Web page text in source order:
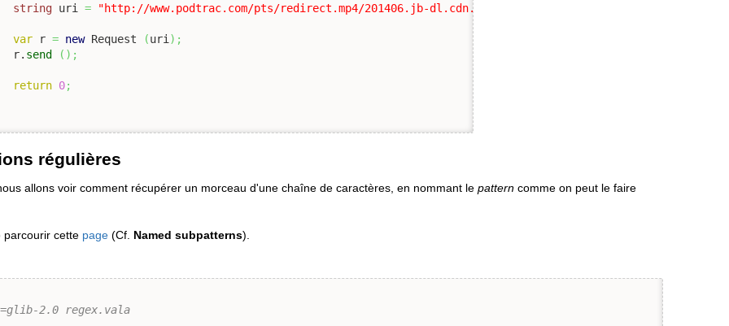
string uri = "http://www.podtrac.com/pts/redirect.mp4/201406.jb-dl.cdn.scaleengine.net/bsdnow/2016/bsd-
var r = new Request (uri ) ;
		r.
send ( ) ;
return 0;
régulières
allons voir comment récupérer un morceau d'une chaîne de caractères, en nommant lepattern comme on peut le faire
parcourir cette page (Cf. Named subpatterns).
2.0 regex.vala